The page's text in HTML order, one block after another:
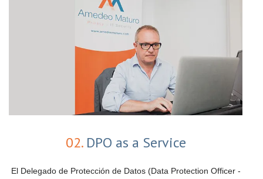
02.DPO as a Service
El Delegado de Protección de Datos (Data Protection Officer -